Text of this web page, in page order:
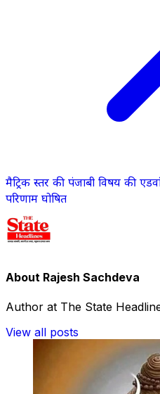
मैट्रिक स्तर की पंजाबी विषय की
परिणाम घोषित
About Rajesh Sachdeva
Author at The State
View all posts